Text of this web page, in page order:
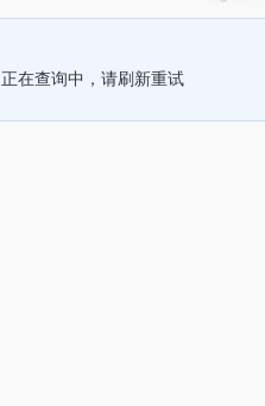
正在查询中，请刷新重试